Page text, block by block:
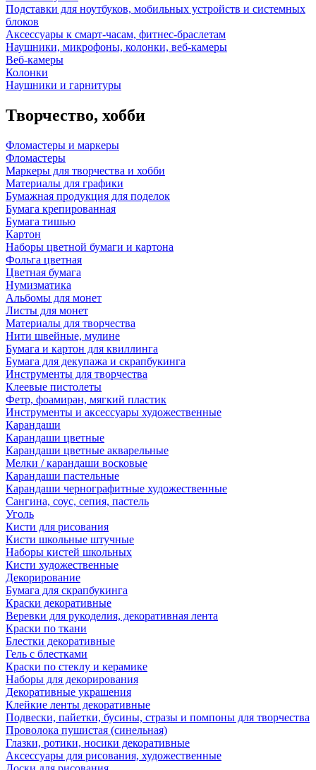
Подставки для ноутбуков, мобильных устройств и системных
блоков
Аксессуары к смарт-часам, фитнес-браслетам
Наушники, микрофоны, колонки, веб-камеры
Веб-камеры
Колонки
Наушники и гарнитуры
Творчество, хобби
Фломастеры и маркеры
Фломастеры
Маркеры для творчества и хобби
Материалы для графики
Бумажная продукция для поделок
Бумага крепированная
Бумага тишью
Картон
Наборы цветной бумаги и картона
Фольга цветная
Цветная бумага
Нумизматика
Альбомы для монет
Листы для монет
Материалы для творчества
Нити швейные, мулине
Бумага и картон для квиллинга
Бумага для декупажа и скрапбукинга
Инструменты для творчества
Клеевые пистолеты
Фетр, фоамиран, мягкий пластик
Инструменты и аксессуары художественные
Карандаши
Карандаши цветные
Карандаши цветные акварельные
Мелки / карандаши восковые
Карандаши пастельные
Карандаши чернографитные художественные
Сангина, соус, сепия, пастель
Уголь
Кисти для рисования
Кисти школьные штучные
Наборы кистей школьных
Кисти художественные
Декорирование
Бумага для скрапбукинга
Краски декоративные
Веревки для рукоделия, декоративная лента
Краски по ткани
Блестки декоративные
Гель с блестками
Краски по стеклу и керамике
Наборы для декорирования
Декоративные украшения
Клейкие ленты декоративные
Подвески, пайетки, бусины, стразы и помпоны для творчества
Проволока пушистая (синельная)
Глазки, ротики, носики декоративные
Аксессуары для рисования, художественные